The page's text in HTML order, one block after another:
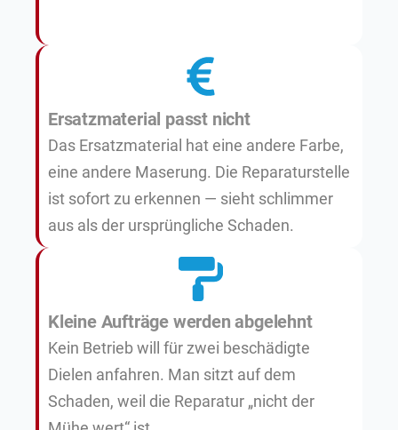
Ersatzmaterial passt nicht
Das Ersatzmaterial hat eine andere Farbe,
eine andere Maserung. Die Reparaturstelle
ist sofort zu erkennen — sieht schlimmer
aus als der ursprüngliche Schaden.
Kleine Aufträge werden abgelehnt
Kein Betrieb will für zwei beschädigte
Dielen anfahren. Man sitzt auf dem
Schaden, weil die Reparatur „nicht der